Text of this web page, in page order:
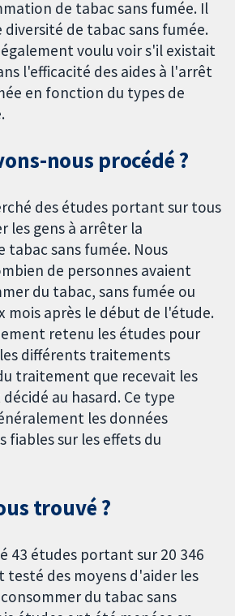
de tabac sans fumée. Il
diversité de tabac sans fumée.
voulu voir s'il existait
l'efficacité des aides à l'arrêt
en fonction du types de
nous procédé ?
des études portant sur tous
les gens à arrêter la
tabac sans fumée. Nous
de personnes avaient
du tabac, sans fumée ou
mois après le début de l'étude.
retenu les études pour
différents traitements
traitement que recevait les
au hasard. Ce type
les données
fiables sur les effets du
trouvé ?
43 études portant sur 20 346
testé des moyens d'aider les
du tabac sans